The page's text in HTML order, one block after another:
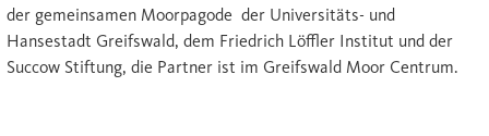
der gemeinsamen Moorpagode der Universitäts- und
Hansestadt Greifswald, dem Friedrich Löffler Institut und der
Succow Stiftung, die Partner ist im Greifswald Moor Centrum.